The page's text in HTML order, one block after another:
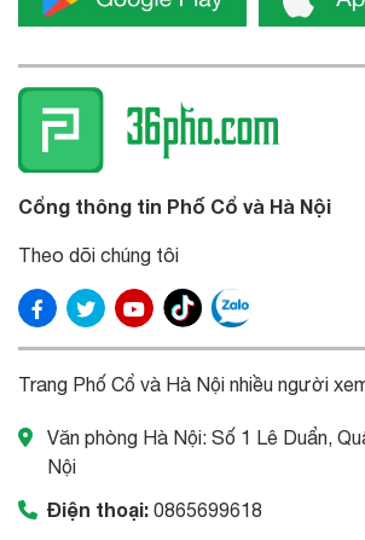
Cổng thông tin Phố Cổ và Hà Nội
Theo dõi chúng tôi
Trang Phố Cổ và Hà Nội nhiều người
Văn phòng Hà Nội: Số 1 Lê Duẩn,
Nội
Điện thoại: 0865699618